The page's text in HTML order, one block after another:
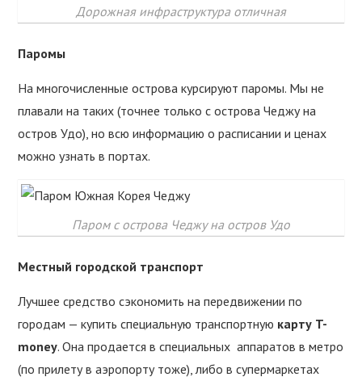
Дорожная инфраструктура отличная
Паромы
На многочисленные острова курсируют паромы. Мы не
плавали на таких (точнее только с острова Чеджу на
остров Удо), но всю информацию о расписании и ценах
можно узнать в портах.
Паром с острова Чеджу на остров Удо
Местный городской транспорт
Лучшее средство сэкономить на передвижении по
городам — купить специальную транспортную карту T-
money. Она продается в специальных аппаратов в метро
(по прилету в аэропорту тоже), либо в супермаркетах